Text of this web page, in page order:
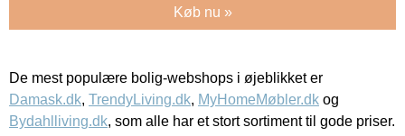
Køb nu »
De mest populære bolig-webshops i øjeblikket er
Damask.dk, TrendyLiving.dk, MyHomeMøbler.dk og
Bydahlliving.dk, som alle har et stort sortiment til gode priser.